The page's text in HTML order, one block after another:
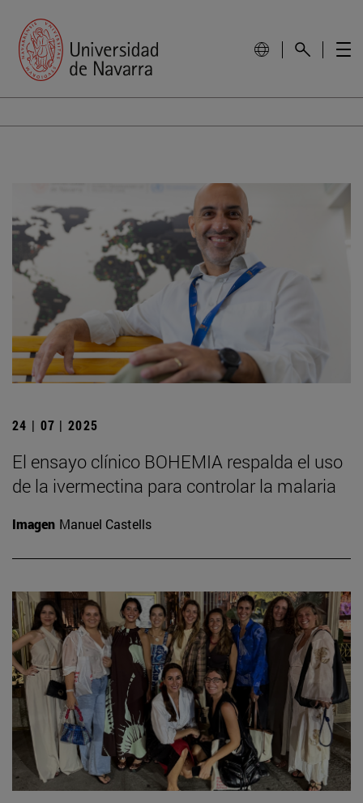
24 | 07 | 2025
El ensayo clínico BOHEMIA respalda el uso
de la ivermectina para controlar la malaria
Imagen Manuel Castells